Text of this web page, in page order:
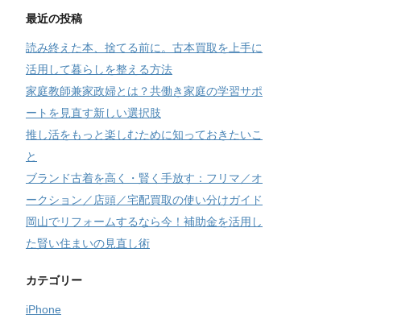
最近の投稿
読み終えた本、捨てる前に。古本買取を上手に
活用して暮らしを整える方法
家庭教師兼家政婦とは？共働き家庭の学習サポ
ートを見直す新しい選択肢
推し活をもっと楽しむために知っておきたいこ
と
ブランド古着を高く・賢く手放す：フリマ／オ
ークション／店頭／宅配買取の使い分けガイド
岡山でリフォームするなら今！補助金を活用し
た賢い住まいの見直し術
カテゴリー
iPhone